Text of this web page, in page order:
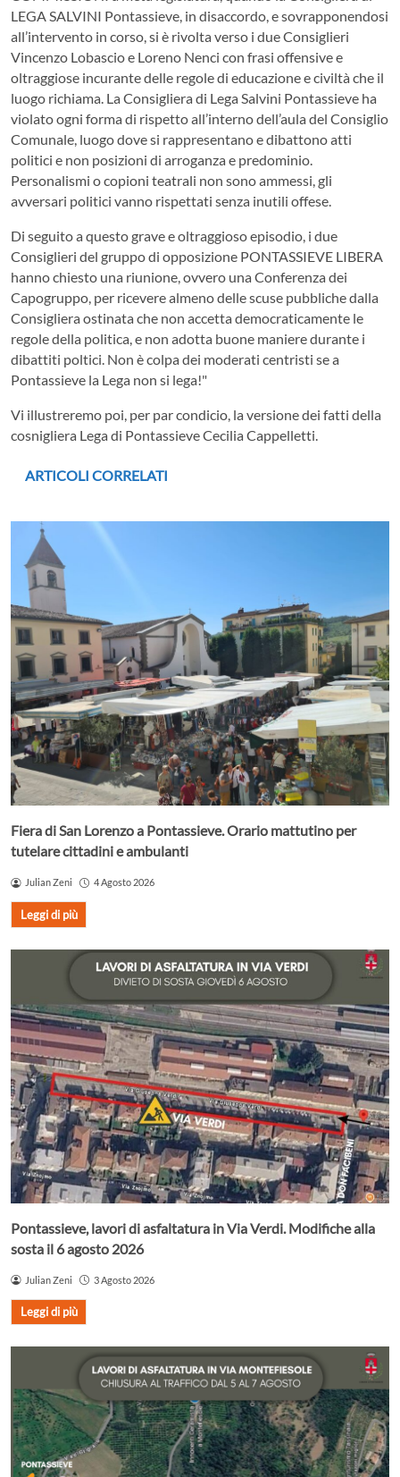
LEGA SALVINI Pontassieve, in disaccordo, e sovrapponendosi
all’intervento in corso, si è rivolta verso i due Consiglieri
Vincenzo Lobascio e Loreno Nenci con frasi offensive e
oltraggiose incurante delle regole di educazione e civiltà che il
luogo richiama. La Consigliera di Lega Salvini Pontassieve ha
violato ogni forma di rispetto all’interno dell’aula del Consiglio
Comunale, luogo dove si rappresentano e dibattono atti
politici e non posizioni di arroganza e predominio.
Personalismi o copioni teatrali non sono ammessi, gli
avversari politici vanno rispettati senza inutili offese.
Di seguito a questo grave e oltraggioso episodio, i due
Consiglieri del gruppo di opposizione PONTASSIEVE LIBERA
hanno chiesto una riunione, ovvero una Conferenza dei
Capogruppo, per ricevere almeno delle scuse pubbliche dalla
Consigliera ostinata che non accetta democraticamente le
regole della politica, e non adotta buone maniere durante i
dibattiti poltici. Non è colpa dei moderati centristi se a
Pontassieve la Lega non si lega!"
Vi illustreremo poi, per par condicio, la versione dei fatti della
cosnigliera Lega di Pontassieve Cecilia Cappelletti.
ARTICOLI CORRELATI
Fiera di San Lorenzo a Pontassieve. Orario mattutino per
tutelare cittadini e ambulanti
Julian Zeni 4 Agosto 2026
Leggi di più
Pontassieve, lavori di asfaltatura in Via Verdi. Modifiche alla
sosta il 6 agosto 2026
Julian Zeni 3 Agosto 2026
Leggi di più